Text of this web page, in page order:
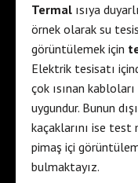
Termal ısıya
örnek olarak su
görüntülemek için
Elektrik tesisatı
çok ısınan
uygundur. Bunun
kaçaklarını ise test
pimaş içi
bulmaktayız.